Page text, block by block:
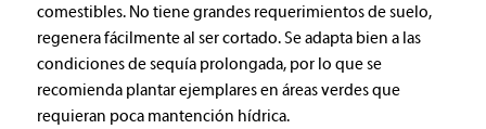
comestibles. No tiene grandes requerimientos de suelo,
regenera fácilmente al ser cortado. Se adapta bien a las
condiciones de sequía prolongada, por lo que se
recomienda plantar ejemplares en áreas verdes que
requieran poca mantención hídrica.